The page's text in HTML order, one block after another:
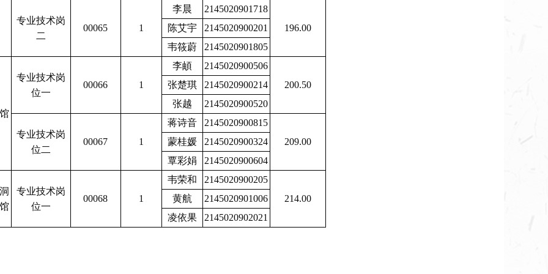
专业技术岗
二
00065 1
李晨
2145020901718
196.00
陈艾宇
2145020900201
韦筱蔚
2145020901805
专业技术岗
位一
00066 1
李頔
2145020900506
200.50
张楚琪
2145020900214
张越
2145020900520
专业技术岗
位二
00067 1
蒋诗音
2145020900815
209.00
蒙桂媛
2145020900324
覃彩娟
2145020900604
专业技术岗
位一
00068 1
韦荣和
2145020900205
214.00
黄航
2145020901006
凌依果
2145020902021